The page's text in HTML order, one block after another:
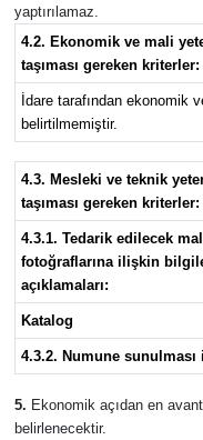
yaptırılamaz.
4.2. Ekonomik ve mali
taşıması gereken kriterler:
İdare tarafından ekonomik
belirtilmemiştir.
4.3. Mesleki ve teknik
taşıması gereken kriterler:
4.3.1. Tedarik edilecek
fotoğraflarına ilişkin
açıklamaları:
Katalog
4.3.2. Numune sunulması
5. Ekonomik açıdan en
belirlenecektir.